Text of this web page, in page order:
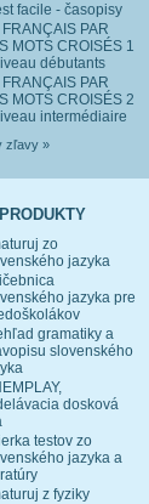
facile - časopisy
FRANÇAIS PAR
MOTS CROISÉS 1
débutants
FRANÇAIS PAR
MOTS CROISÉS 2
intermédiaire
zľavy »
zo
jazyka
jazyka pre
gramatiky a
slovenského
dosková
testov zo
jazyka a
z fyziky